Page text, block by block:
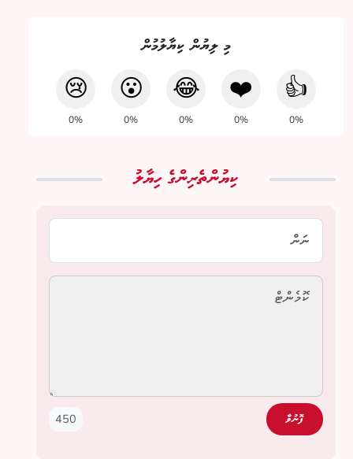
މި ލިޔުން ކިޔާލުމުން
👍
0%
❤️
0%
😂
0%
😮
0%
😢
0%
ކިޔުންތެރިންގެ ހިޔާލު
ފޮނުވާ 450